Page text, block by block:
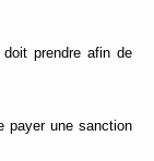
prendre afin de
payer une sanction